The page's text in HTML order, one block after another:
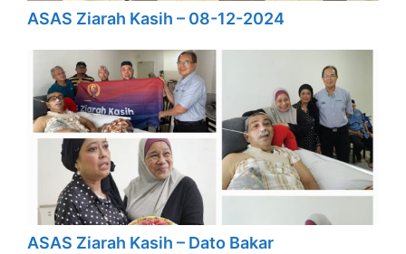
ASAS Ziarah Kasih – 08-12-2024
ASAS Ziarah Kasih – Dato Bakar